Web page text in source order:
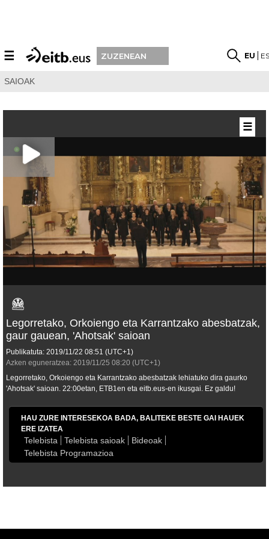
☰ ZUZENEAN EU
SAIOAK
Legorretako, Orkoiengo eta Karrantzako abesbatzak,
gaur gauean, 'Ahotsak' saioan
Publikatuta: 2019/11/22 08:51 (UTC+1)
Azken eguneratzea: 2019/11/25 08:20 (UTC+1)
Legorretako, Orkoiengo eta Karrantzako abesbatzak lehiatuko dira gaurko
'Ahotsak' saioan. 22:00etan, ETB1en eta eitb.eus-en ikusgai. Ez galdu!
HAU ZURE INTERESEKOA BADA, BALITEKE BESTE GAI HAUEK
ERE IZATEA
Telebista Telebista saioak
Bideoak
Telebista Programazioa
☰